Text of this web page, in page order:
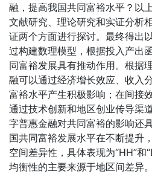
融，提高我国共同富裕水平？以
文献研究、理论研究和实证分析
证两个方面进行探讨。最终得出
过构建数理模型，根据投入产出
同富裕发展具有推动作用。根据
融可以通过经济增长效应、收入
富裕水平产生积极影响；在间接
通过技术创新和地区创业传导渠
字普惠金融对共同富裕的影响还
国共同富裕发展水平在不断提升
空间差异性，具体表现为“HH”和
均衡性的主要来源于地区间差异